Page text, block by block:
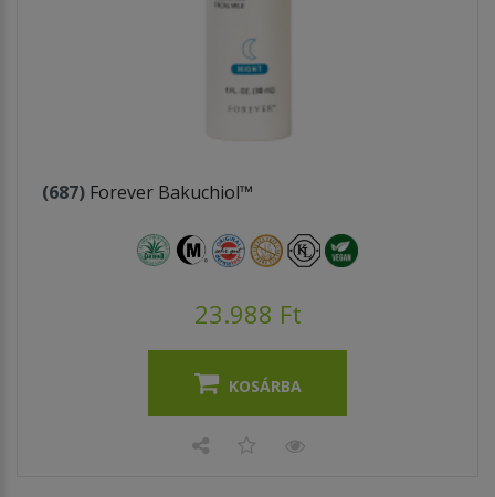
(687) Forever Bakuchiol™
23.988 Ft
KOSÁRBA